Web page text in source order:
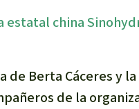
china
Berta Cáceres y
de la